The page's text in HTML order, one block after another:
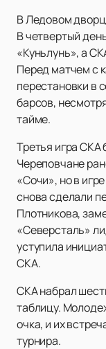
В Ледовом
В четвертый
«Куньлунь», а
Перед матчем с
перестановки в
барсов,
тайме.
Третья игра СКА
Череповчане
«Сочи», но в
снова сделали
Плотникова,
«Северсталь»
уступила
СКА.
СКА набрал
таблицу.
очка, и их
турнира.